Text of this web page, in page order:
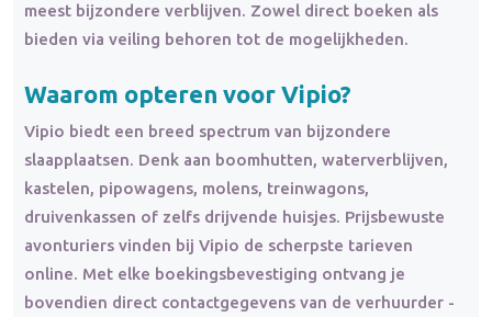
meest bijzondere verblijven. Zowel direct boeken als
bieden via veiling behoren tot de mogelijkheden.
Waarom opteren voor Vipio?
Vipio biedt een breed spectrum van bijzondere
slaapplaatsen. Denk aan boomhutten, waterverblijven,
kastelen, pipowagens, molens, treinwagons,
druivenkassen of zelfs drijvende huisjes. Prijsbewuste
avonturiers vinden bij Vipio de scherpste tarieven
online. Met elke boekingsbevestiging ontvang je
bovendien direct contactgegevens van de verhuurder -